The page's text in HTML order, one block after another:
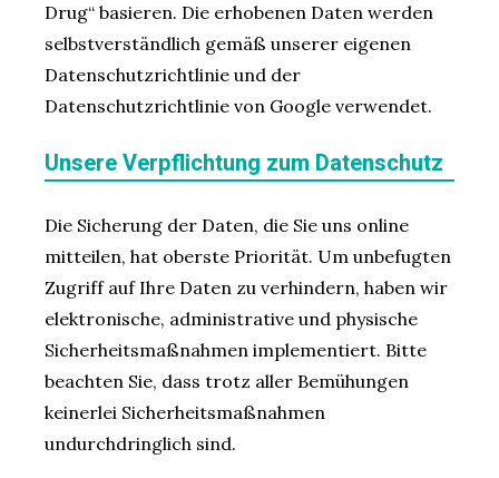
Drug“ basieren. Die erhobenen Daten werden
selbstverständlich gemäß unserer eigenen
Datenschutzrichtlinie und der
Datenschutzrichtlinie von Google verwendet.
Unsere Verpflichtung zum Datenschutz
Die Sicherung der Daten, die Sie uns online
mitteilen, hat oberste Priorität. Um unbefugten
Zugriff auf Ihre Daten zu verhindern, haben wir
elektronische, administrative und physische
Sicherheitsmaßnahmen implementiert. Bitte
beachten Sie, dass trotz aller Bemühungen
keinerlei Sicherheitsmaßnahmen
undurchdringlich sind.